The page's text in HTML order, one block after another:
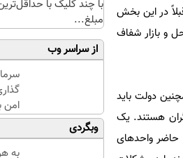
در این بخش
و بازار شفاف
و همچنین دولت باید
هستند. یک
حاضر واحدهای
با چند کلیک با
مبلغ...
از سراسر وب
امن
طلا و
دیجی
وبگردی
به